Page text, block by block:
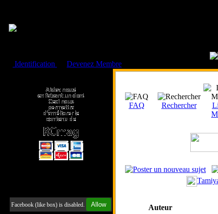
Identification
Devenez Membre
Facebook (like box) is disabled. Allow
FAQ Rechercher
Auteur